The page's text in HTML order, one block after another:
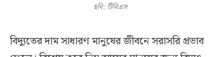
ছবি: টিবিএস
বিদ্যুতের দাম সাধারণ মানুষের জীবনে সরাসরি প্রভাব